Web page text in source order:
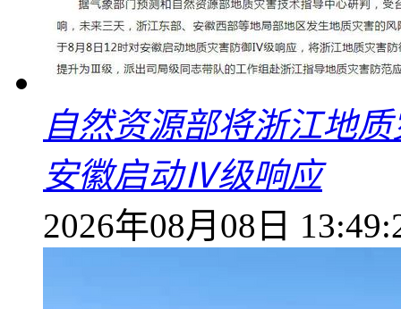
自然资源部将浙江地
安徽启动Ⅳ级响应
2026年08月08日